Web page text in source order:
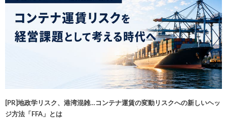
[PR]地政学リスク、港湾混雑…コンテナ運賃の変動リスクへの新しいヘッ
ジ方法「FFA」とは